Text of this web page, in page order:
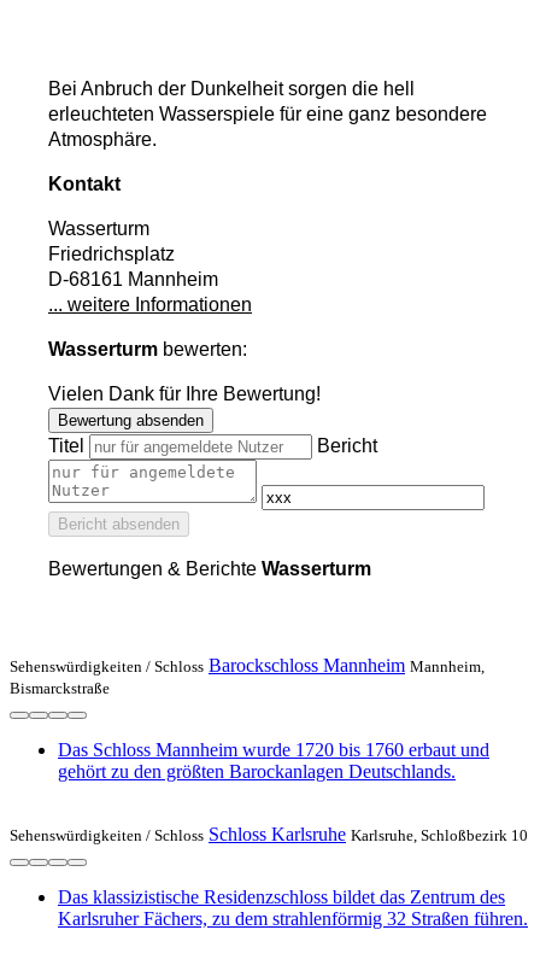
Bei Anbruch der Dunkelheit sorgen die hell
erleuchteten Wasserspiele für eine ganz besondere
Atmosphäre.
Kontakt
Wasserturm
Friedrichsplatz
D-68161 Mannheim
... weitere Informationen
Wasserturm bewerten:
Vielen Dank für Ihre Bewertung!
Bewertung absenden
Titel Bericht
Bericht absenden
Bewertungen & Berichte Wasserturm
Sehenswürdigkeiten / Schloss Barockschloss Mannheim Mannheim,
Bismarckstraße
Das Schloss Mannheim wurde 1720 bis 1760 erbaut und
gehört zu den größten Barockanlagen Deutschlands.
Sehenswürdigkeiten / Schloss Schloss Karlsruhe Karlsruhe, Schloßbezirk 10
Das klassizistische Residenzschloss bildet das Zentrum des
Karlsruher Fächers, zu dem strahlenförmig 32 Straßen führen.